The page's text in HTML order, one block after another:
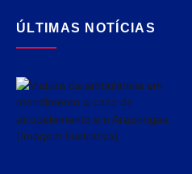
ÚLTIMAS NOTÍCIAS